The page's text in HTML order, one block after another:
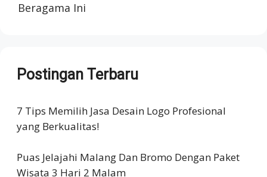
Beragama Ini
Postingan Terbaru
7 Tips Memilih Jasa Desain Logo Profesional
yang Berkualitas!
Puas Jelajahi Malang Dan Bromo Dengan Paket
Wisata 3 Hari 2 Malam